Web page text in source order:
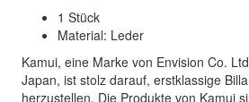
1 Stück
Material: Leder
Kamui, eine Marke von Envision Co.
Japan, ist stolz darauf, erstklassige
herzustellen. Die Produkte von Kamui